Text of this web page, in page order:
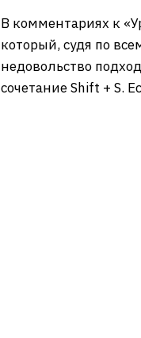
В комментариях к
который, судя по
недовольство
сочетание Shift + S.